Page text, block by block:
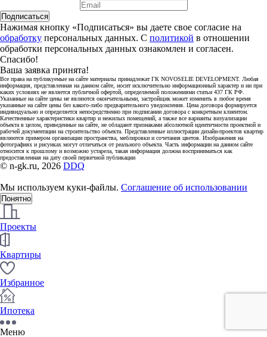
Подписаться
Нажимая кнопку «Подписаться» вы даете свое согласие на
обработку персональных данных. С политикой в отношении
обработки персональных данных ознакомлен и согласен.
Спасибо!
Ваша заявка принята!
Все права на публикуемые на сайте материалы принадлежат ГК NOVOSELIE DEVELOPMENT. Любая
информация, представленная на данном сайте, носит исключительно информационный характер и ни при
каких условиях не является публичной офертой, определяемой положениями статьи 437 ГК РФ.
Указанные на сайте цены не являются окончательными, застройщик может изменить в любое время
указанные на сайте цены без какого-либо предварительного уведомления. Цена договора формируется
индивидуально и определяется непосредственно при подписании договора с конкретным клиентом.
Качественные характеристики квартир и нежилых помещений, а также все варианты визуализации
объекта в целом, приведенные на сайте, не обладают признаками абсолютной идентичности проектной и
рабочей документации на строительство объекта. Представленные иллюстрации дизайн-проектов квартир
являются примером организации пространства, меблировки и сочетания цветов. Изображения на
фотографиях и рисунках могут отличаться от реального объекта. Часть информации на данном сайте
относится к прошлому и возможно устарела, такая информация должна восприниматься как
предоставленная на дату своей первичной публикации
© n-gk.ru, 2026 DDQ
Мы используем куки-файлы. Соглашение об использовании
Понятно
Проекты
Квартиры
Избранное
Ипотека
Меню